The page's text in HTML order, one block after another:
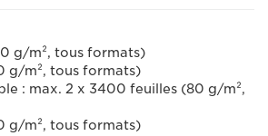
g/m², tous formats)
g/m², tous formats)
: max. 2 x 3400 feuilles (80 g/m²,
g/m², tous formats)